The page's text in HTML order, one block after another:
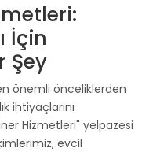
İçin
Şey
en önemli önceliklerden
ihtiyaçlarını
Hizmetleri" yelpazesi
evcil